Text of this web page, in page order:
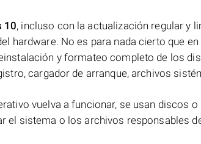
10, incluso con la actualización regular y
hardware. No es para nada cierto que
y formateo completo de los
cargador de arranque, archivos
vuelva a funcionar, se usan discos
el sistema o los archivos responsables